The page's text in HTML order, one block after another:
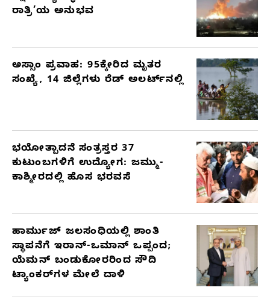
ರಾತ್ರಿ’ಯ ಅನುಭವ
ಅಸ್ಸಾಂ ಪ್ರವಾಹ: 95ಕ್ಕೇರಿದ ಮೃತರ
ಸಂಖ್ಯೆ, 14 ಜಿಲ್ಲೆಗಳು ರೆಡ್ ಅಲರ್ಟ್‌ನಲ್ಲಿ
ಭಯೋತ್ಪಾದನೆ ಸಂತ್ರಸ್ತರ 37
ಕುಟುಂಬಗಳಿಗೆ ಉದ್ಯೋಗ: ಜಮ್ಮು-
ಕಾಶ್ಮೀರದಲ್ಲಿ ಹೊಸ ಭರವಸೆ
ಹಾರ್ಮುಜ್ ಜಲಸಂಧಿಯಲ್ಲಿ ಶಾಂತಿ
ಸ್ಥಾಪನೆಗೆ ಇರಾನ್-ಒಮಾನ್ ಒಪ್ಪಂದ;
ಯೆಮನ್ ಬಂಡುಕೋರರಿಂದ ಸೌದಿ
ಟ್ಯಾಂಕರ್‌ಗಳ ಮೇಲೆ ದಾಳಿ